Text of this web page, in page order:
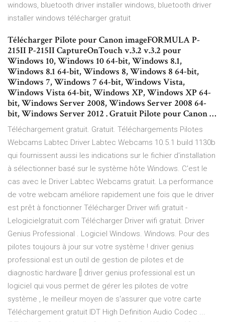
windows, bluetooth driver installer windows, bluetooth driver
installer windows télécharger gratuit
Télécharger Pilote pour Canon imageFORMULA P-
215II P-215II CaptureOnTouch v.3.2 v.3.2 pour
Windows 10, Windows 10 64-bit, Windows 8.1,
Windows 8.1 64-bit, Windows 8, Windows 8 64-bit,
Windows 7, Windows 7 64-bit, Windows Vista,
Windows Vista 64-bit, Windows XP, Windows XP 64-
bit, Windows Server 2008, Windows Server 2008 64-
bit, Windows Server 2012 . Gratuit Pilote pour Canon …
Téléchargement gratuit. Gratuit. Téléchargements Pilotes
Webcams Labtec Driver Labtec Webcams 10.5.1 build 1130b
qui fournissent aussi les indications sur le fichier d'installation
à sélectionner basé sur le système hôte Windows. C'est le
cas avec le Driver Labtec Webcams gratuit. La performance
de votre webcam améliore rapidement une fois que le driver
est prêt à fonctionner Télécharger Driver wifi gratuit -
Lelogicielgratuit.com Télécharger Driver wifi gratuit. Driver
Genius Professional . Logiciel Windows. Windows. Pour des
pilotes toujours à jour sur votre système ! driver genius
professional est un outil de gestion de pilotes et de
diagnostic hardware [] driver genius professional est un
logiciel qui vous permet de gérer les pilotes de votre
système , le meilleur moyen de s'assurer que votre carte
Téléchargement gratuit IDT High Definition Audio Codec ...